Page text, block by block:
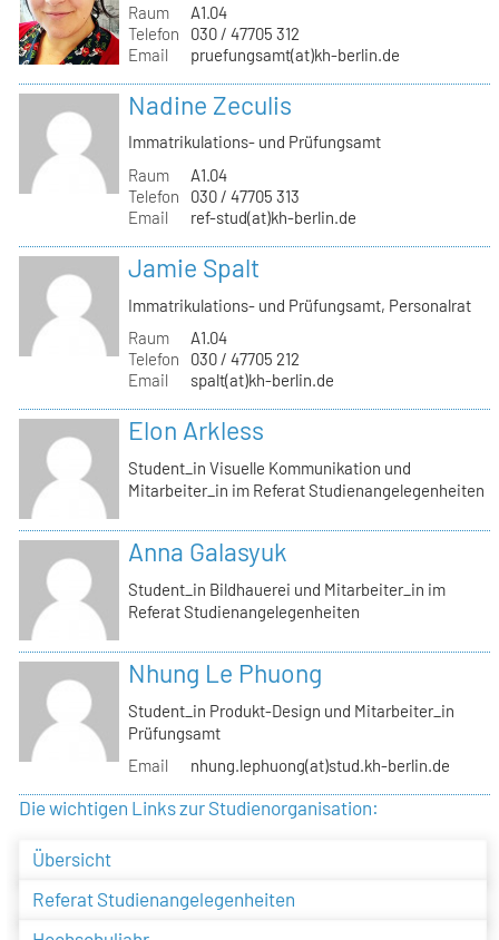
Raum
A1.04
Telefon
030 / 47705 312
Email
pruefungsamt(at)kh-berlin.de
Nadine Zeculis
Immatrikulations- und Prüfungsamt
Raum
A1.04
Telefon
030 / 47705 313
Email
ref-stud(at)kh-berlin.de
Jamie Spalt
Immatrikulations- und Prüfungsamt, Personalrat
Raum
A1.04
Telefon
030 / 47705 212
Email
spalt(at)kh-berlin.de
Elon Arkless
Student_in Visuelle Kommunikation und
Mitarbeiter_in im Referat Studienangelegenheiten
Anna Galasyuk
Student_in Bildhauerei und Mitarbeiter_in im
Referat Studienangelegenheiten
Nhung Le Phuong
Student_in Produkt-Design und Mitarbeiter_in
Prüfungsamt
Email
nhung.lephuong(at)stud.kh-berlin.de
Die wichtigen Links zur Studienorganisation:
Übersicht
Referat Studienangelegenheiten